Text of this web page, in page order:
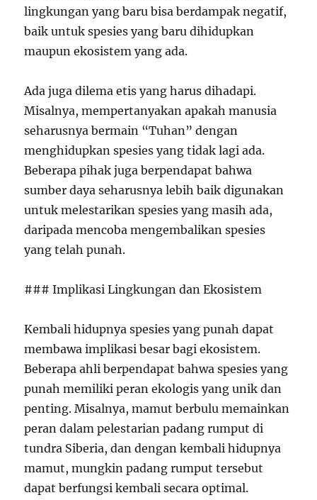
lingkungan yang baru bisa berdampak negatif,
baik untuk spesies yang baru dihidupkan
maupun ekosistem yang ada.
Ada juga dilema etis yang harus dihadapi.
Misalnya, mempertanyakan apakah manusia
seharusnya bermain “Tuhan” dengan
menghidupkan spesies yang tidak lagi ada.
Beberapa pihak juga berpendapat bahwa
sumber daya seharusnya lebih baik digunakan
untuk melestarikan spesies yang masih ada,
daripada mencoba mengembalikan spesies
yang telah punah.
### Implikasi Lingkungan dan Ekosistem
Kembali hidupnya spesies yang punah dapat
membawa implikasi besar bagi ekosistem.
Beberapa ahli berpendapat bahwa spesies yang
punah memiliki peran ekologis yang unik dan
penting. Misalnya, mamut berbulu memainkan
peran dalam pelestarian padang rumput di
tundra Siberia, dan dengan kembali hidupnya
mamut, mungkin padang rumput tersebut
dapat berfungsi kembali secara optimal.